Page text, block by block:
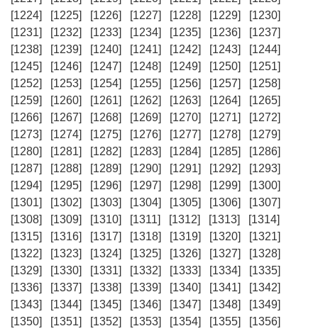
[1224]
[1225] [1226] [1227] [1228] [1229]
[1230]
[1231]
[1232] [1233] [1234] [1235] [1236]
[1237]
[1238]
[1239] [1240] [1241] [1242] [1243]
[1244]
[1245]
[1246] [1247] [1248] [1249] [1250]
[1251]
[1252]
[1253] [1254] [1255] [1256] [1257]
[1258]
[1259]
[1260] [1261] [1262] [1263] [1264]
[1265]
[1266]
[1267] [1268] [1269] [1270] [1271]
[1272]
[1273]
[1274] [1275] [1276] [1277] [1278]
[1279]
[1280]
[1281] [1282] [1283] [1284] [1285]
[1286]
[1287]
[1288] [1289] [1290] [1291] [1292]
[1293]
[1294]
[1295] [1296] [1297] [1298] [1299]
[1300]
[1301]
[1302] [1303] [1304] [1305] [1306]
[1307]
[1308]
[1309] [1310] [1311] [1312] [1313]
[1314]
[1315]
[1316] [1317] [1318] [1319] [1320]
[1321]
[1322]
[1323] [1324] [1325] [1326] [1327]
[1328]
[1329]
[1330] [1331] [1332] [1333] [1334]
[1335]
[1336]
[1337] [1338] [1339] [1340] [1341]
[1342]
[1343]
[1344] [1345] [1346] [1347] [1348]
[1349]
[1350]
[1351] [1352] [1353] [1354] [1355]
[1356]